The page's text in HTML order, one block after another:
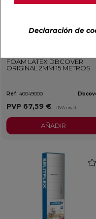
FOAM LATEX DBCOVER
ORIGINAL 2MM 15 METROS
Ref: 40049000
PVP 67,59 € (IVA incl.)
AÑADIR
Declaración de